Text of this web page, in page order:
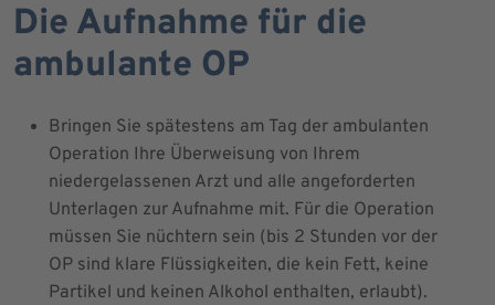
Die Aufnahme für die
ambulante OP
Bringen Sie spätestens am Tag der ambulanten
Operation Ihre Überweisung von Ihrem
niedergelassenen Arzt und alle angeforderten
Unterlagen zur Aufnahme mit. Für die Operation
müssen Sie nüchtern sein (bis 2 Stunden vor der
OP sind klare Flüssigkeiten, die kein Fett, keine
Partikel und keinen Alkohol enthalten, erlaubt).